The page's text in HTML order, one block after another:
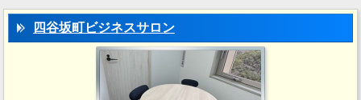
四谷坂町ビジネスサロン